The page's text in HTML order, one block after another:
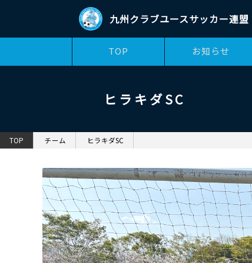
九州クラブユースサッカー連盟
TOP お知らせ
ヒラキダSC
TOP チーム ヒラキダSC